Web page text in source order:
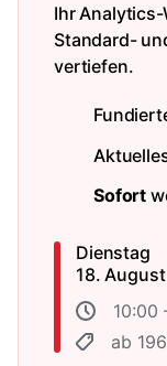
Ihr
Standard-
vertiefen.
Sofort
Dienstag
18.
10:00
ab